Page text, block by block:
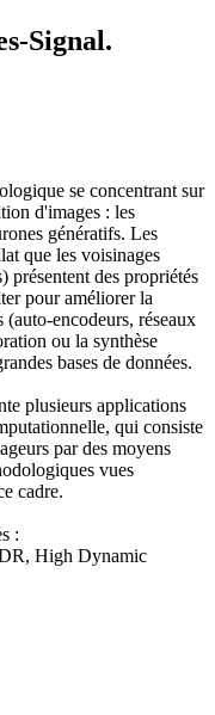
Signal.
se concentrant sur
d'images : les
génératifs. Les
que les voisinages
présentent des propriétés
pour améliorer la
(auto-encodeurs, réseaux
ou la synthèse
bases de données.
plusieurs applications
qui consiste
par des moyens
vues
cadre.
:
High Dynamic